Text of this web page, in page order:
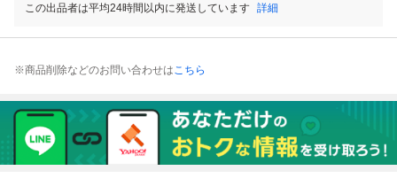
この出品者は平均24時間以内に発送しています 詳細
※商品削除などのお問い合わせはこちら